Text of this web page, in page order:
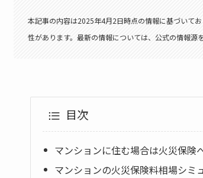
本記事の内容は2025年4月2日時点の情報に基づいて
性があります。最新の情報については、公式の情報源
目次
マンションに住む場合は火災保険
マンションの火災保険料相場シミ